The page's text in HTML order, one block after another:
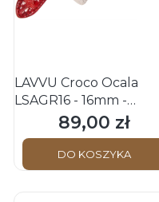
LAVVU Croco Ocala
LSAGR16 - 16mm -
CZERWONY - Skórzany
pasek do zegarka
Cena
89,00 zł
DO KOSZYKA